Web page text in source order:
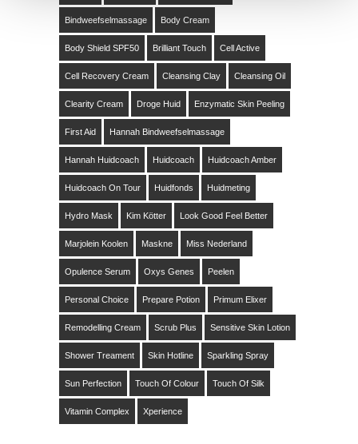
Bindweefselmassage Body Cream
Body Shield SPF50 Brilliant Touch Cell Active
Cell Recovery Cream Cleansing Clay Cleansing Oil
Clearity Cream Droge Huid Enzymatic Skin Peeling
First Aid Hannah Bindweefselmassage
Hannah Huidcoach Huidcoach Huidcoach Amber
Huidcoach On Tour Huidfonds Huidmeting
Hydro Mask Kim Kötter Look Good Feel Better
Marjolein Koolen Maskne Miss Nederland
Opulence Serum Oxys Genes Peelen
Personal Choice Prepare Potion Primum Elixer
Remodelling Cream Scrub Plus Sensitive Skin Lotion
Shower Treament Skin Hotline Sparkling Spray
Sun Perfection Touch Of Colour Touch Of Silk
Vitamin Complex Xperience